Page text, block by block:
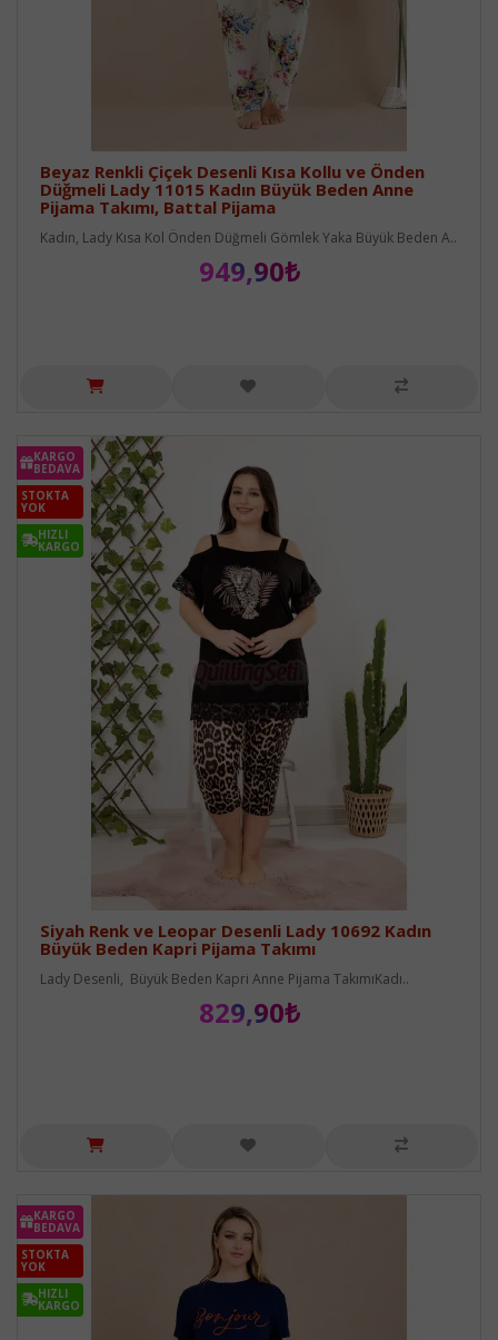
Beyaz Renkli Çiçek Desenli Kısa Kollu ve Önden
Düğmeli Lady 11015 Kadın Büyük Beden Anne
Pijama Takımı, Battal Pijama
Kadın, Lady Kısa Kol Önden Düğmeli Gömlek Yaka Büyük Beden A..
949,90₺
KARGO
BEDAVA
STOKTA
YOK
HIZLI
KARGO
Siyah Renk ve Leopar Desenli Lady 10692 Kadın
Büyük Beden Kapri Pijama Takımı
Lady Desenli, Büyük Beden Kapri Anne Pijama TakımıKadı..
829,90₺
KARGO
BEDAVA
STOKTA
YOK
HIZLI
KARGO